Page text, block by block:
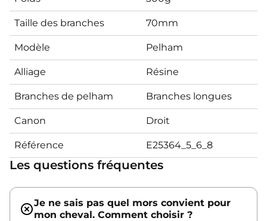
Taille des branches 70mm
Modèle Pelham
Alliage Résine
Branches de pelham Branches longues
Canon Droit
Référence E25364_5_6_8
Les questions fréquentes
Je ne sais pas quel mors convient pour
mon cheval. Comment choisir ?